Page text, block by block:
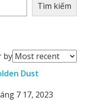
Tìm kiếm
byOrder
by
Dust
7 17, 2023